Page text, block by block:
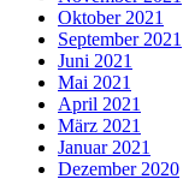
Oktober 2021
September 2021
Juni 2021
Mai 2021
April 2021
März 2021
Januar 2021
Dezember 2020